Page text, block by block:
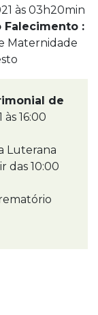
às 03h20min
Falecimento :
Maternidade
de
16:00
Luterana
das 10:00